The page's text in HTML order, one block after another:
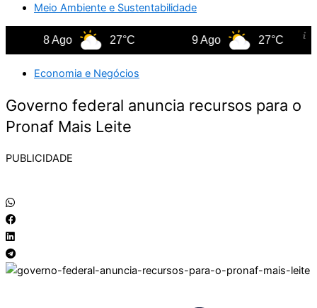
Meio Ambiente e Sustentabilidade
8 Ago 27°C 9 Ago 27°C
Economia e Negócios
Governo federal anuncia recursos para o
Pronaf Mais Leite
PUBLICIDADE